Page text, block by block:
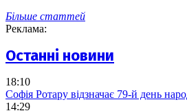
Більше статтей
Реклама:
Останні новини
18:10
Софія Ротару відзначає 79-й день
14:29